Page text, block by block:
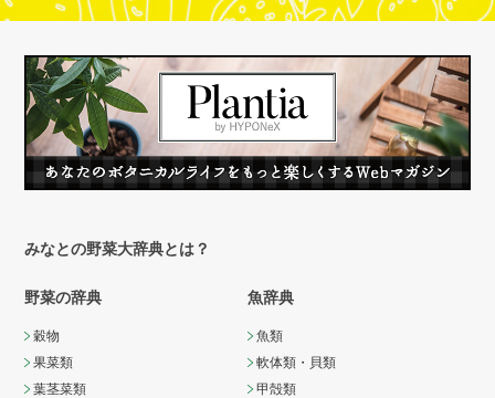
みなとの野菜大辞典とは？
野菜の辞典
穀物
果菜類
葉茎菜類
魚辞典
魚類
軟体類・貝類
甲殻類